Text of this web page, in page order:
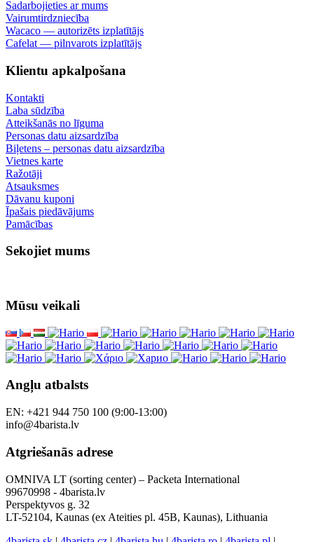
Sadarbojieties ar mums
Vairumtirdzniecība
Wacaco — autorizēts izplatītājs
Cafelat — pilnvarots izplatītājs
Klientu apkalpošana
Kontakti
Laba sūdzība
Atteikšanās no līguma
Personas datu aizsardzība
Biļetens – personas datu aizsardzība
Vietnes karte
Ražotāji
Atsauksmes
Dāvanu kuponi
Īpašais piedāvājums
Pamācības
Sekojiet mums
Mūsu veikali
Angļu atbalsts
EN: +421 944 750 100 (9:00-13:00)
info@4barista.lv
Atgriešanās adrese
OMNIVA LT (sorting center) – Packeta International
99670998 - 4barista.lv
Perspektyvos g. 32
LT-52104, Kaunas (ex Ateities pl. 45B, Kaunas), Lithuania